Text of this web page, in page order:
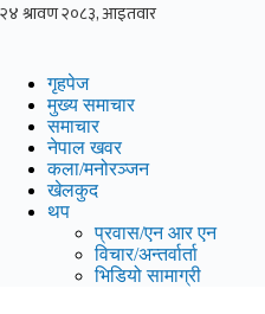
Skip
गृहपेज
मुख्य समाचार
समाचार
नेपाल खवर
कला/मनोरञ्जन
खेलकुद
थप
प्रवास/एन आर एन
विचार/अन्तर्वार्ता
भिडियो सामाग्री